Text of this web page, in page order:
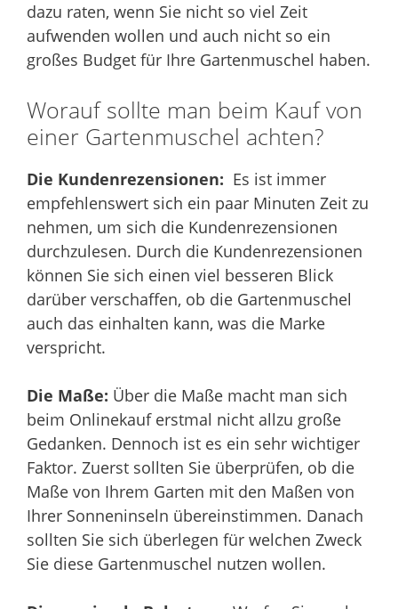
dazu raten, wenn Sie nicht so viel Zeit
aufwenden wollen und auch nicht so ein
großes Budget für Ihre Gartenmuschel haben.
Worauf sollte man beim Kauf von
einer Gartenmuschel achten?
Die Kundenrezensionen: Es ist immer
empfehlenswert sich ein paar Minuten Zeit zu
nehmen, um sich die Kundenrezensionen
durchzulesen. Durch die Kundenrezensionen
können Sie sich einen viel besseren Blick
darüber verschaffen, ob die Gartenmuschel
auch das einhalten kann, was die Marke
verspricht.
Die Maße: Über die Maße macht man sich
beim Onlinekauf erstmal nicht allzu große
Gedanken. Dennoch ist es ein sehr wichtiger
Faktor. Zuerst sollten Sie überprüfen, ob die
Maße von Ihrem Garten mit den Maßen von
Ihrer Sonneninseln übereinstimmen. Danach
sollten Sie sich überlegen für welchen Zweck
Sie diese Gartenmuschel nutzen wollen.